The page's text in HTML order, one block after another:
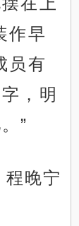
作早
员有
，明
”
晚宁